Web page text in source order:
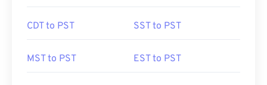
CDT to PST SST to PST
MST to PST EST to PST